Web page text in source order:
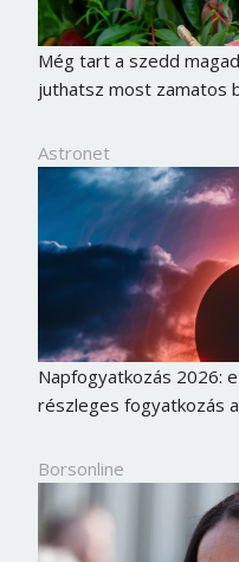
Még tart a szedd
juthatsz most zamatos
Astronet
Napfogyatkozás 2026:
részleges fogyatkozás
Borsonline
E-mail cím vagy